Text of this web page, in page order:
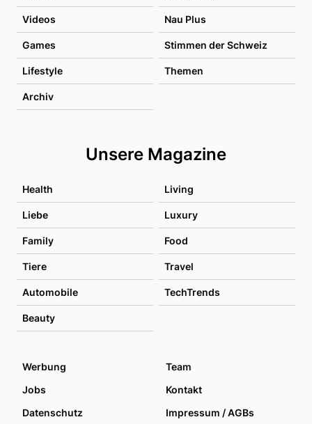
Videos Nau Plus
Games Stimmen der Schweiz
Lifestyle Themen
Archiv
Unsere Magazine
Health Living
Liebe Luxury
Family Food
Tiere Travel
Automobile TechTrends
Beauty
Werbung
Team
Jobs
Kontakt
Datenschutz
Impressum / AGBs